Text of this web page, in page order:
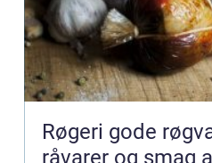
Røgeri gode røgvarer, lokale
råvarer og smag